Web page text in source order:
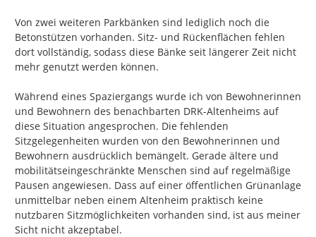
Von zwei weiteren Parkbänken sind lediglich noch die
Betonstützen vorhanden. Sitz- und Rückenflächen fehlen
dort vollständig, sodass diese Bänke seit längerer Zeit nicht
mehr genutzt werden können.
Während eines Spaziergangs wurde ich von Bewohnerinnen
und Bewohnern des benachbarten DRK-Altenheims auf
diese Situation angesprochen. Die fehlenden
Sitzgelegenheiten wurden von den Bewohnerinnen und
Bewohnern ausdrücklich bemängelt. Gerade ältere und
mobilitätseingeschränkte Menschen sind auf regelmäßige
Pausen angewiesen. Dass auf einer öffentlichen Grünanlage
unmittelbar neben einem Altenheim praktisch keine
nutzbaren Sitzmöglichkeiten vorhanden sind, ist aus meiner
Sicht nicht akzeptabel.